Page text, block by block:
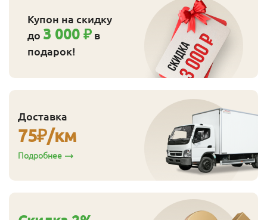
Купон на скидку
до 3 000 ₽ в
подарок!
Доставка
75₽/км
Подробнее